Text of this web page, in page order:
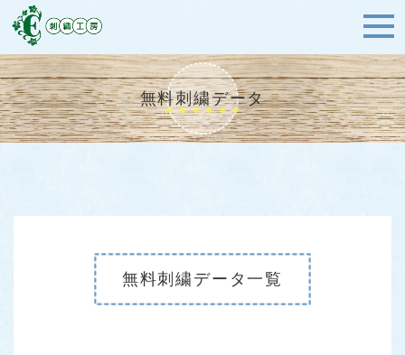
無料刺繍データ
無料刺繍データ一覧